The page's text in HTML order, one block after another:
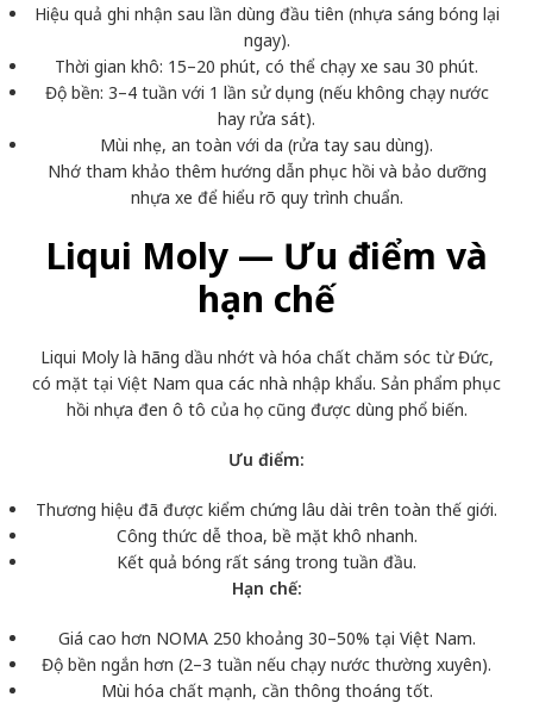
Hiệu quả ghi nhận sau lần dùng đầu tiên (nhựa sáng bóng lại
ngay).
Thời gian khô: 15–20 phút, có thể chạy xe sau 30 phút.
Độ bền: 3–4 tuần với 1 lần sử dụng (nếu không chạy nước
hay rửa sát).
Mùi nhẹ, an toàn với da (rửa tay sau dùng).
Nhớ tham khảo thêm hướng dẫn phục hồi và bảo dưỡng
nhựa xe để hiểu rõ quy trình chuẩn.
Liqui Moly — Ưu điểm và
hạn chế
Liqui Moly là hãng dầu nhớt và hóa chất chăm sóc từ Đức,
có mặt tại Việt Nam qua các nhà nhập khẩu. Sản phẩm phục
hồi nhựa đen ô tô của họ cũng được dùng phổ biến.
Ưu điểm:
Thương hiệu đã được kiểm chứng lâu dài trên toàn thế giới.
Công thức dễ thoa, bề mặt khô nhanh.
Kết quả bóng rất sáng trong tuần đầu.
Hạn chế:
Giá cao hơn NOMA 250 khoảng 30–50% tại Việt Nam.
Độ bền ngắn hơn (2–3 tuần nếu chạy nước thường xuyên).
Mùi hóa chất mạnh, cần thông thoáng tốt.